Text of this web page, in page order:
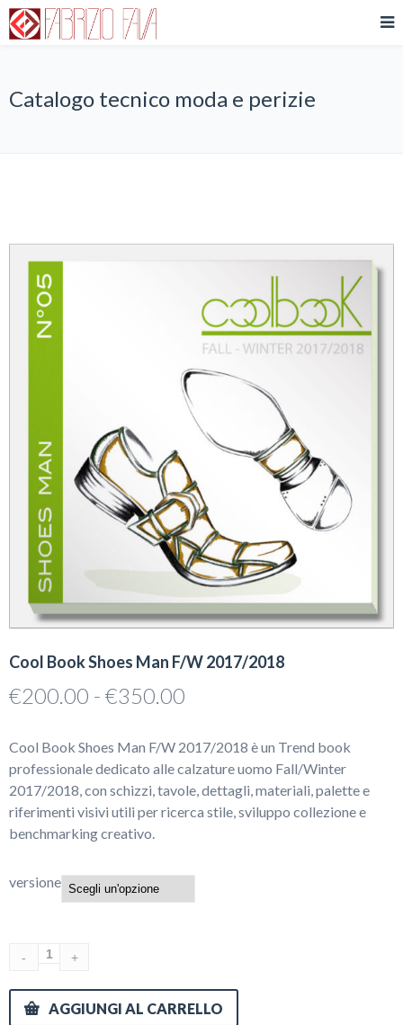
Catalogo tecnico moda e perizie
Cool Book Shoes Man F/W 2017/2018
€200.00 - €350.00
prezzo:
da
€200.00
a
€350.00
Cool Book Shoes Man F/W 2017/2018 è un Trend book
professionale dedicato alle calzature uomo Fall/Winter
2017/2018, con schizzi, tavole, dettagli, materiali, palette e
riferimenti visivi utili per ricerca stile, sviluppo collezione e
benchmarking creativo.
versione
AGGIUNGI AL CARRELLO